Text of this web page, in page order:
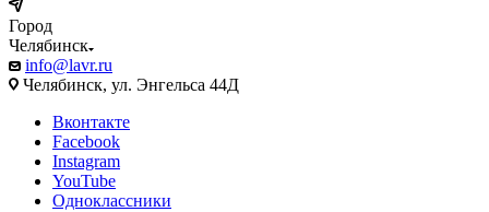
Город
Челябинск
info@lavr.ru
Челябинск, ул. Энгельса 44Д
Вконтакте
Facebook
Instagram
YouTube
Одноклассники